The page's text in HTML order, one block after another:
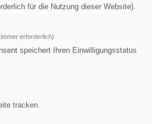
Dateien
für die Nutzung dieser Website).
erforderlich)
speichert Ihren Einwilligungsstatus
tracken.